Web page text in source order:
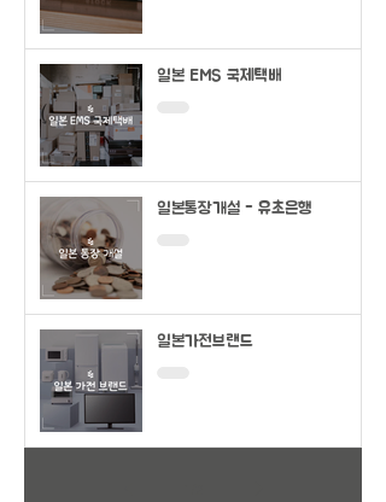
일본 EMS 국제택배
일본통장개설 - 유초은행
일본가전브랜드